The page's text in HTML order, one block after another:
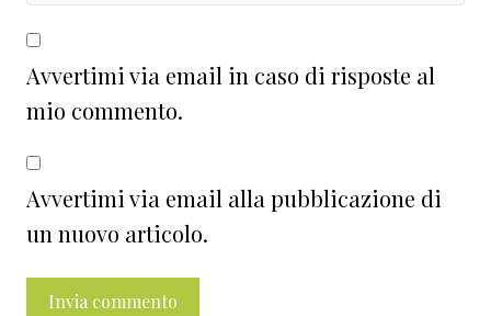
Avvertimi via email in caso di risposte al
mio commento.
Avvertimi via email alla pubblicazione di
un nuovo articolo.